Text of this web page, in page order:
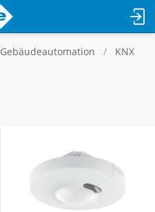
Gebäudeautomation KNX